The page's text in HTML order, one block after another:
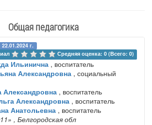
Общая педагогика
г.
Средняя оценка: 0 (Всего: 0)
Ильинична , воспитатель
Александровна , социальный
Александровна , воспитатель
Александровна , воспитатель
Анатольевна , воспитатель
, Белгородская обл